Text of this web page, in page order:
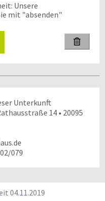
Unsere
mit "absenden"

Unterkunft
14 • 20095
079
04.11.2019